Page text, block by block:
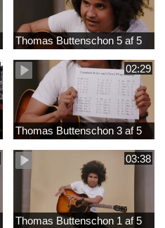
Thomas Buttenschon 5 af 5
02:29
Thomas Buttenschon 3 af 5
03:38
Thomas Buttenschon 1 af 5